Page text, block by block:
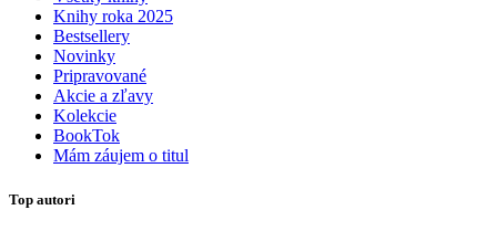
Knihy roka 2025
Bestsellery
Novinky
Pripravované
Akcie a zľavy
Kolekcie
BookTok
Mám záujem o titul
Top autori